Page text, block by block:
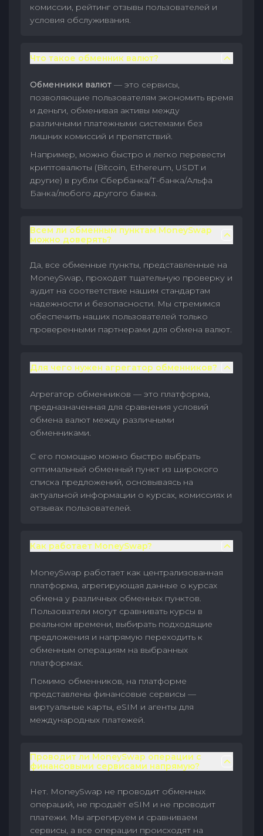
комиссии, рейтинг отзывы пользователей и
условия обслуживания.
Что такое обменник валют?
Обменники валют — это сервисы,
позволяющие пользователям экономить время
и деньги, обменивая активы между
различными платежными системами без
лишних комиссий и препятствий.
Например, можно быстро и легко перевести
криптовалюты (Bitcoin, Ethereum, USDT и
другие) в рубли Сбербанка/Т-банка/Альфа
Банка/любого другого банка.
Всем ли обменным пунктам MoneySwap
можно доверять?
Да, все обменные пункты, представленные на
MoneySwap, проходят тщательную проверку и
аудит на соответствие нашим стандартам
надежности и безопасности. Мы стремимся
обеспечить наших пользователей только
проверенными партнерами для обмена валют.
Для чего нужен агрегатор обменников?
Агрегатор обменников — это платформа,
предназначенная для сравнения условий
обмена валют между различными
обменниками.
С его помощью можно быстро выбрать
оптимальный обменный пункт из широкого
списка предложений, основываясь на
актуальной информации о курсах, комиссиях и
отзывах пользователей.
Как работает MoneySwap?
MoneySwap работает как централизованная
платформа, агрегирующая данные о курсах
обмена у различных обменных пунктов.
Пользователи могут сравнивать курсы в
реальном времени, выбирать подходящие
предложения и напрямую переходить к
обменным операциям на выбранных
платформах.
Помимо обменников, на платформе
представлены финансовые сервисы —
виртуальные карты, eSIM и агенты для
международных платежей.
Проводит ли MoneySwap операции с
финансовыми сервисами напрямую?
Нет. MoneySwap не проводит обменных
операций, не продаёт eSIM и не проводит
платежи. Мы агрегируем и сравниваем
сервисы, а все операции происходят на